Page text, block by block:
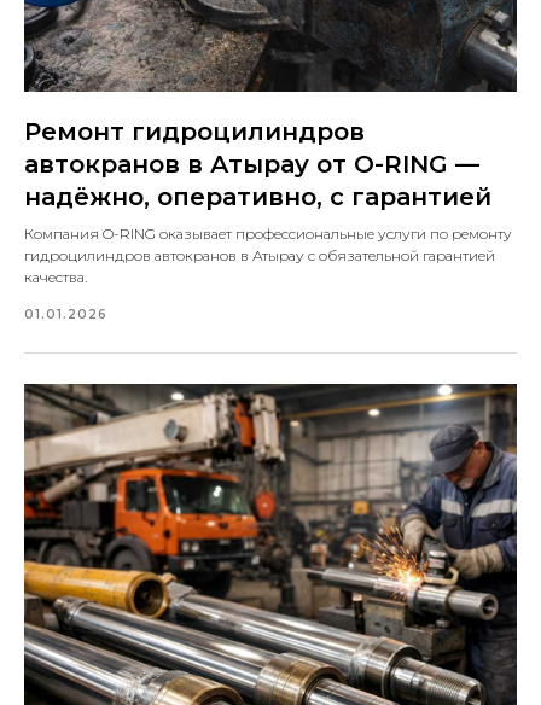
Ремонт гидроцилиндров
автокранов в Атырау от O-RING —
надёжно, оперативно, с гарантией
Компания O-RING оказывает профессиональные услуги по ремонту
гидроцилиндров автокранов в Атырау с обязательной гарантией
качества.
01.01.2026